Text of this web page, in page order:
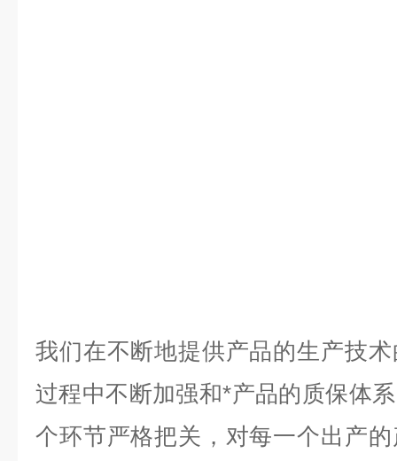
我们在不断地提供产品的生产技
过程中不断加强和*产品的质保体
个环节严格把关，对每一个出产